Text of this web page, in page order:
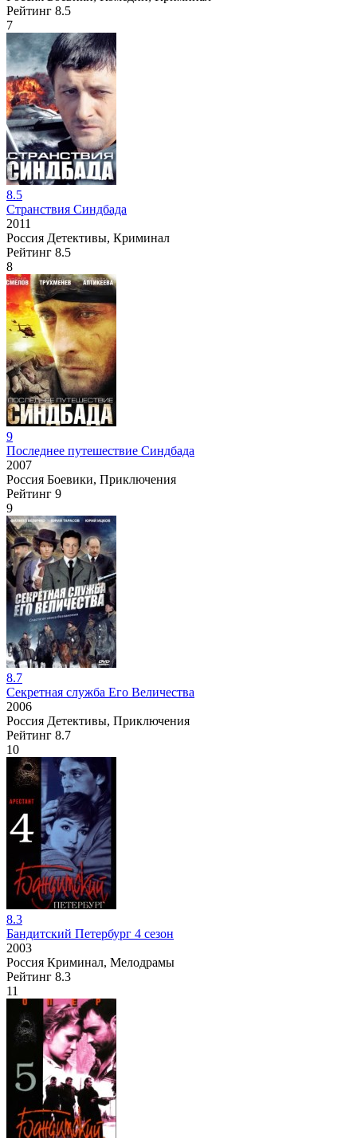
Рейтинг 8.5
7
8.5
Странствия Синдбада
2011
Россия Детективы, Криминал
Рейтинг 8.5
8
9
Последнее путешествие Синдбада
2007
Россия Боевики, Приключения
Рейтинг 9
9
8.7
Секретная служба Его Величества
2006
Россия Детективы, Приключения
Рейтинг 8.7
10
8.3
Бандитский Петербург 4 сезон
2003
Россия Криминал, Мелодрамы
Рейтинг 8.3
11